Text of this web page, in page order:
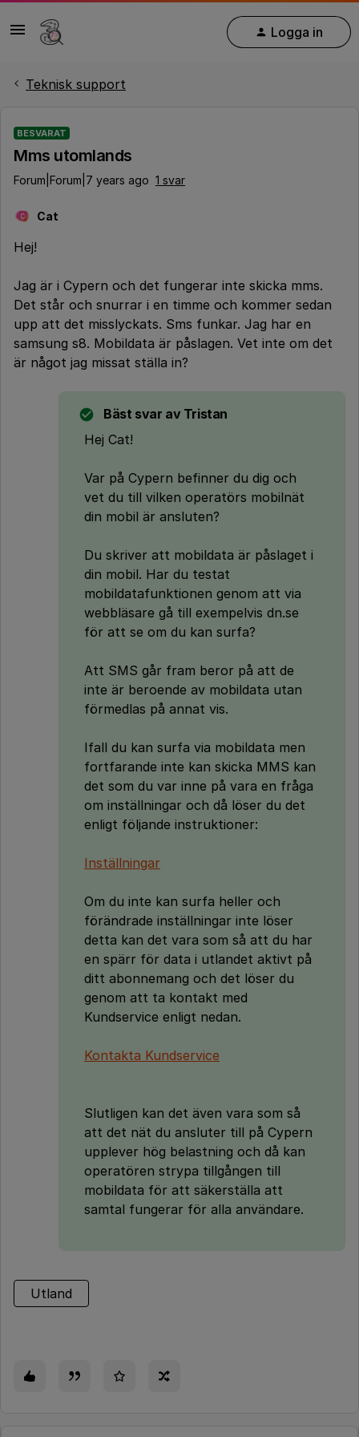
Logga in
Teknisk support
BESVARAT
Mms utomlands
Forum|Forum|7 years ago 1 svar
C Cat
Hej!
Jag är i Cypern och det fungerar inte skicka mms.
Det står och snurrar i en timme och kommer sedan
upp att det misslyckats. Sms funkar. Jag har en
samsung s8. Mobildata är påslagen. Vet inte om det
är något jag missat ställa in?
Bäst svar av Tristan
Hej Cat!
Var på Cypern befinner du dig och
vet du till vilken operatörs mobilnät
din mobil är ansluten?
Du skriver att mobildata är påslaget i
din mobil. Har du testat
mobildatafunktionen genom att via
webbläsare gå till exempelvis dn.se
för att se om du kan surfa?
Att SMS går fram beror på att de
inte är beroende av mobildata utan
förmedlas på annat vis.
Ifall du kan surfa via mobildata men
fortfarande inte kan skicka MMS kan
det som du var inne på vara en fråga
om inställningar och då löser du det
enligt följande instruktioner:
Inställningar
Om du inte kan surfa heller och
förändrade inställningar inte löser
detta kan det vara som så att du har
en spärr för data i utlandet aktivt på
ditt abonnemang och det löser du
genom att ta kontakt med
Kundservice enligt nedan.
Kontakta Kundservice
Slutligen kan det även vara som så
att det nät du ansluter till på Cypern
upplever hög belastning och då kan
operatören strypa tillgången till
mobildata för att säkerställa att
samtal fungerar för alla användare.
Utland